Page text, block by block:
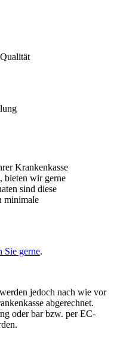
Krankenkasse
bieten wir gerne
sind diese
minimale
Sie gerne.
jedoch nach wie vor
abgerechnet.
oder bar bzw. per EC-